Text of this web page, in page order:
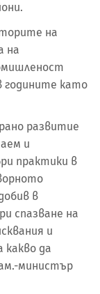
на
на
годините като
развитие
и
практики в
в
спазване на
и
какво да
министър